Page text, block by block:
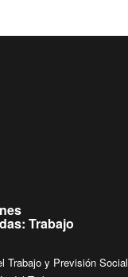
Trabajo
Trabajo y Previsión Social